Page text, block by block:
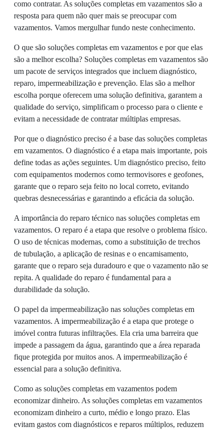
como contratar. As soluções completas em vazamentos são a
resposta para quem não quer mais se preocupar com
vazamentos. Vamos mergulhar fundo neste conhecimento.
O que são soluções completas em vazamentos e por que elas
são a melhor escolha? Soluções completas em vazamentos são
um pacote de serviços integrados que incluem diagnóstico,
reparo, impermeabilização e prevenção. Elas são a melhor
escolha porque oferecem uma solução definitiva, garantem a
qualidade do serviço, simplificam o processo para o cliente e
evitam a necessidade de contratar múltiplas empresas.
Por que o diagnóstico preciso é a base das soluções completas
em vazamentos. O diagnóstico é a etapa mais importante, pois
define todas as ações seguintes. Um diagnóstico preciso, feito
com equipamentos modernos como termovisores e geofones,
garante que o reparo seja feito no local correto, evitando
quebras desnecessárias e garantindo a eficácia da solução.
A importância do reparo técnico nas soluções completas em
vazamentos. O reparo é a etapa que resolve o problema físico.
O uso de técnicas modernas, como a substituição de trechos
de tubulação, a aplicação de resinas e o encamisamento,
garante que o reparo seja duradouro e que o vazamento não se
repita. A qualidade do reparo é fundamental para a
durabilidade da solução.
O papel da impermeabilização nas soluções completas em
vazamentos. A impermeabilização é a etapa que protege o
imóvel contra futuras infiltrações. Ela cria uma barreira que
impede a passagem da água, garantindo que a área reparada
fique protegida por muitos anos. A impermeabilização é
essencial para a solução definitiva.
Como as soluções completas em vazamentos podem
economizar dinheiro. As soluções completas em vazamentos
economizam dinheiro a curto, médio e longo prazo. Elas
evitam gastos com diagnósticos e reparos múltiplos, reduzem